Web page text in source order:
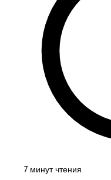
7 минут чтения